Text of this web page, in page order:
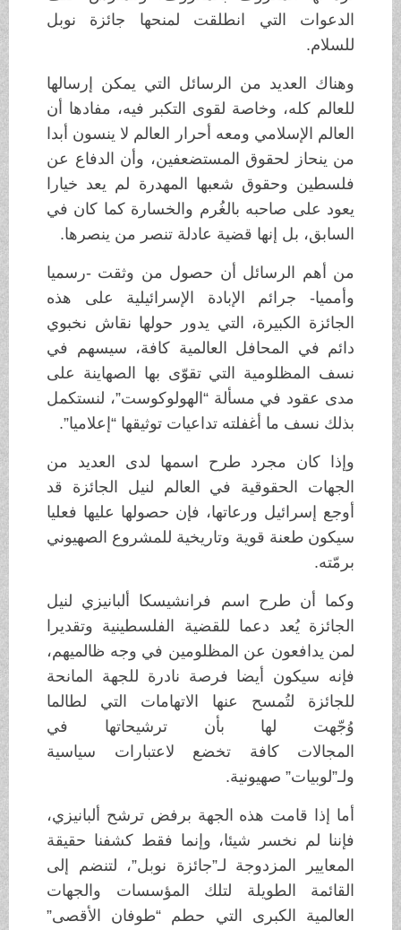
الدعوات التي انطلقت لمنحها جائزة نوبل
للسلام.
وهناك العديد من الرسائل التي يمكن إرسالها
للعالم كله، وخاصة لقوى التكبر فيه، مفادها أن
العالم الإسلامي ومعه أحرار العالم لا ينسون أبدا
من ينحاز لحقوق المستضعفين، وأن الدفاع عن
فلسطين وحقوق شعبها المهدرة لم يعد خيارا
يعود على صاحبه بالغُرم والخسارة كما كان في
السابق، بل إنها قضية عادلة تنصر من ينصرها.
من أهم الرسائل أن حصول من وثقت -رسميا
وأمميا- جرائم الإبادة الإسرائيلية على هذه
الجائزة الكبيرة، التي يدور حولها نقاش نخبوي
دائم في المحافل العالمية كافة، سيسهم في
نسف المظلومية التي تقوّى بها الصهاينة على
مدى عقود في مسألة “الهولوكوست”، لنستكمل
بذلك نسف ما أغفلته تداعيات توثيقها “إعلاميا”.
وإذا كان مجرد طرح اسمها لدى العديد من
الجهات الحقوقية في العالم لنيل الجائزة قد
أوجع إسرائيل ورعاتها، فإن حصولها عليها فعليا
سيكون طعنة قوية وتاريخية للمشروع الصهيوني
برمّته.
وكما أن طرح اسم فرانشيسكا ألبانيزي لنيل
الجائزة يُعد دعما للقضية الفلسطينية وتقديرا
لمن يدافعون عن المظلومين في وجه ظالميهم،
فإنه سيكون أيضا فرصة نادرة للجهة المانحة
للجائزة لتُمسح عنها الاتهامات التي لطالما
وُجّهت لها بأن ترشيحاتها في
المجالات كافة تخضع لاعتبارات سياسية
ولـ”لوبيات” صهيونية.
أما إذا قامت هذه الجهة برفض ترشح ألبانيزي،
فإننا لم نخسر شيئا، وإنما فقط كشفنا حقيقة
المعايير المزدوجة لـ”جائزة نوبل”، لتنضم إلى
القائمة الطويلة لتلك المؤسسات والجهات
العالمية الكبرى التي حطم “طوفان الأقصى”